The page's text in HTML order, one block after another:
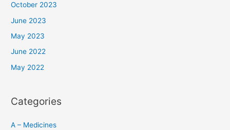
October 2023
June 2023
May 2023
June 2022
May 2022
Categories
A – Medicines